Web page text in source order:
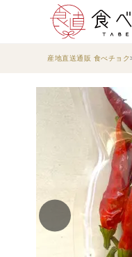
産地直送通販 食べチョク